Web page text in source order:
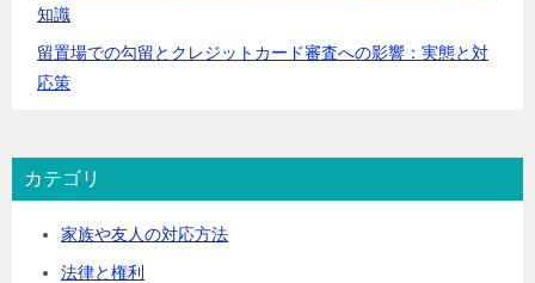
知識
留置場での勾留とクレジットカード審査への影響：実態と対
応策
カテゴリ
家族や友人の対応方法
法律と権利